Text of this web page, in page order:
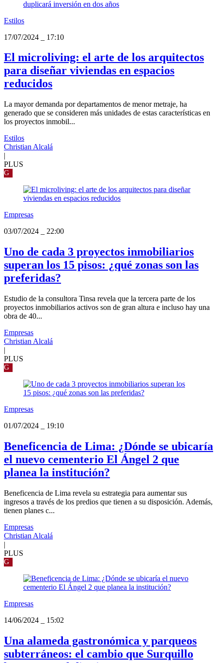
Estilos
17/07/2024
17:10
El microliving: el arte de los arquitectos
para diseñar viviendas en espacios
reducidos
La mayor demanda por departamentos de menor metraje, ha
generado que se consideren más unidades de estas características en
los proyectos inmobil...
Estilos
Christian Alcalá
|
PLUS
G
Empresas
03/07/2024
22:00
Uno de cada 3 proyectos inmobiliarios
superan los 15 pisos: ¿qué zonas son las
preferidas?
Estudio de la consultora Tinsa revela que la tercera parte de los
proyectos inmobiliarios activos son de gran altura e incluso hay una
obra de 40...
Empresas
Christian Alcalá
|
PLUS
G
Empresas
01/07/2024
19:10
Beneficencia de Lima: ¿Dónde se ubicaría
el nuevo cementerio El Ángel 2 que
planea la institución?
Beneficencia de Lima revela su estrategia para aumentar sus
ingresos a través de los predios que tienen a su disposición. Además,
tienen planes c...
Empresas
Christian Alcalá
|
PLUS
G
Empresas
14/06/2024
15:02
Una alameda gastronómica y parqueos
subterráneos: el cambio que Surquillo